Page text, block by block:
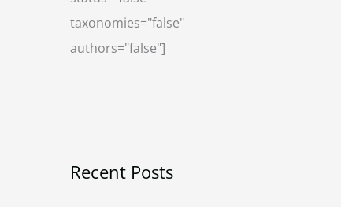
taxonomies="false"
authors="false"]
Recent Posts
s